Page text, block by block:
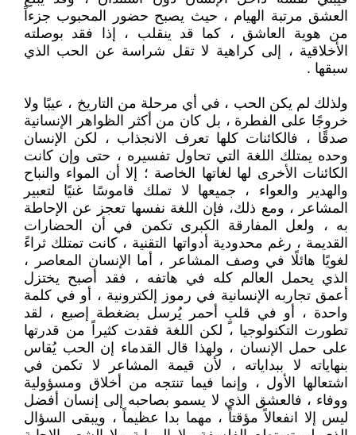
العشق مرتبة الهيام ، حيث يصبح حضور المحبوب جزءاً
من هوية العاشق ، كما قد ينقلب ، إذا فقد بوصلته
الأخلاقية ، إلى كراهية لا تقل شراسة عن الحب الذي
سبقها .
ولذلك لم يكن الحب ، في أي مرحلة من التاريخ ، عيبًا ولا
خروجًا على الفطرة ، بل كان من أكثر الظواهر الإنسانية
صدقًا ، فالكائنات كلها تعرف الانجذاب ، لكن الإنسان
وحده يمتلك اللغة التي تحاول تفسيره ، حتى وإن كانت
الكائنات الأخرى لها لغاتها الخاصة ؛ إلا أن المواء والنباح
والهدير والعواء ، جميعها لا تملك قاموسًا غنيًا لتعبير
المشاعر ، ومع ذلك، فإن اللغة نفسها تعجز عن الإحاطة
به ، ولعل المفارقة الكبرى تكمن في أن الحضارات
القديمة ، رغم محدودية أدواتها التقنية ، كانت تمتلك ثراءً
لغويًا هائلًا في وصف المشاعر ، أما الإنسان المعاصر ،
الذي يحمل العالم كله في هاتفه ، فقد أصبح يختزل
أعمق تجاربه الإنسانية في رموز إلكترونية ، أو في كلمة
واحدة ، أو في قلبٍ أحمر يُرسل بضغطة إصبع ، لقد
تطورت التكنولوجيا ، لكن اللغة فقدت كثيراً من قدرتها
على حمل الإنسان ، ولهذا قال القدماء إن الحب يُقاس
بنهاياته لا ببداياته ، لأن قيمة المشاعر لا تكمن في
اشتعالها الأول ، وإنما فيما تنتجه من أخلاق ومسؤولية
ووفاء ، فالعشق الذي لا يسمو بصاحبه إلى إنسان أفضل
ليس إلا انفعالاً مؤقتاً ، مهما بدا عظيماً ، ويبقى السؤال